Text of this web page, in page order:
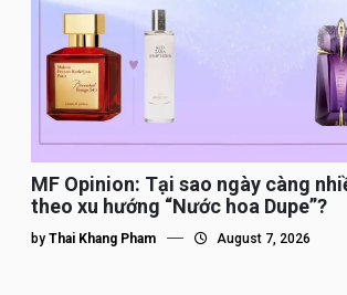
MF Opinion: Tại sao ngày càng
theo xu hướng “Nước hoa Dupe”?
by Thai Khang Pham August 7, 2026